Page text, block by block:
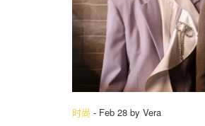
时尚 - Feb 28 by Vera